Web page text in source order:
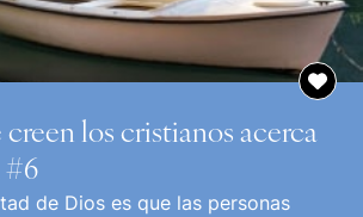
los cristianos acerca
#6
de Dios es que las personas